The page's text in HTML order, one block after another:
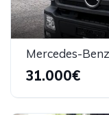
31.000€